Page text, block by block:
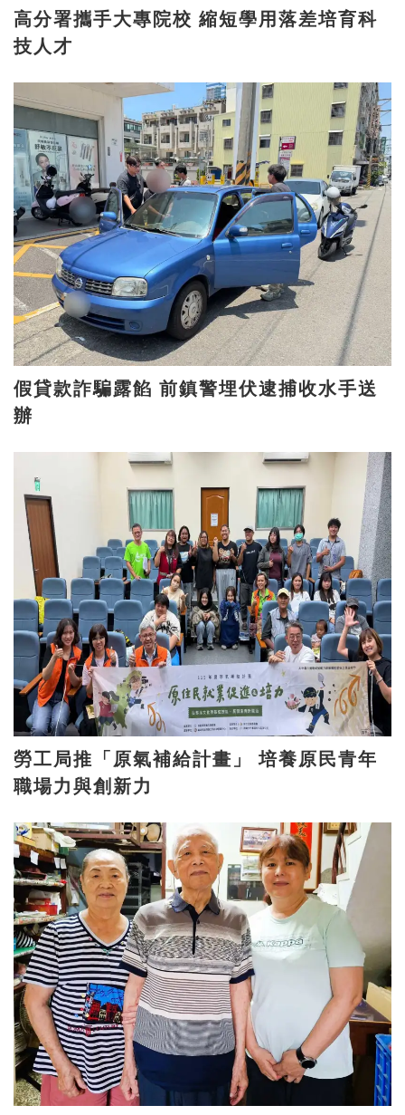
高分署攜手大專院校 縮短學用落差培育科
技人才
假貸款詐騙露餡 前鎮警埋伏逮捕收水手送
辦
勞工局推「原氣補給計畫」 培養原民青年
職場力與創新力